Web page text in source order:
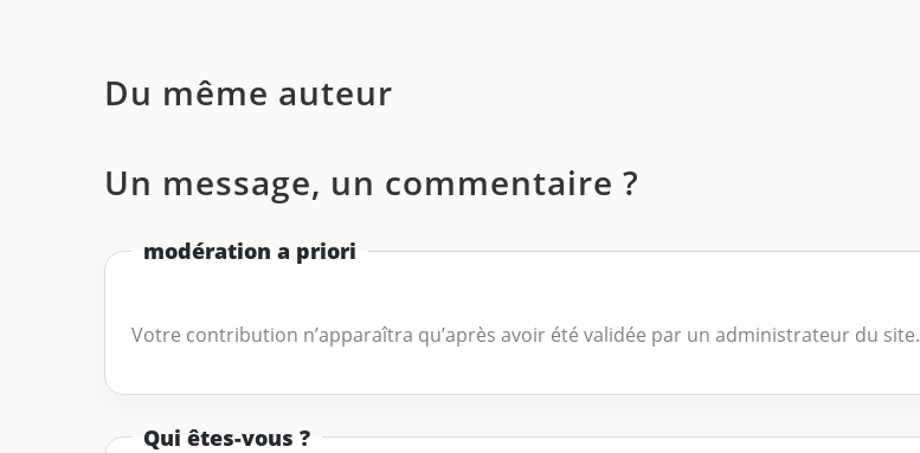
Du même auteur
Un message, un commentaire ?
modération a priori
Votre contribution n’apparaîtra qu’après avoir été validée par un administrateur du site.
Qui êtes-vous ?